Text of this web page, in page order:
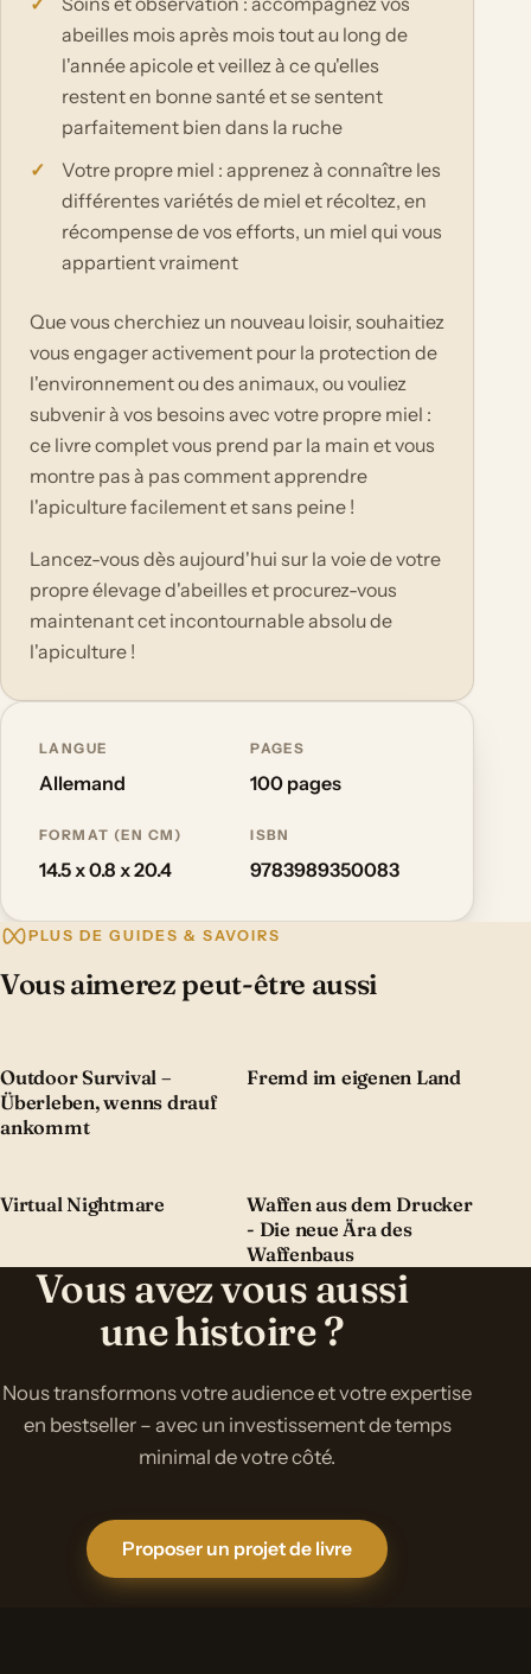
abeilles mois après mois tout au long de
l'année apicole et veillez à ce qu'elles
restent en bonne santé et se sentent
parfaitement bien dans la ruche
Votre propre miel : apprenez à connaître les
différentes variétés de miel et récoltez, en
récompense de vos efforts, un miel qui vous
appartient vraiment
Que vous cherchiez un nouveau loisir, souhaitiez
vous engager activement pour la protection de
l'environnement ou des animaux, ou vouliez
subvenir à vos besoins avec votre propre miel :
ce livre complet vous prend par la main et vous
montre pas à pas comment apprendre
l'apiculture facilement et sans peine !
Lancez-vous dès aujourd'hui sur la voie de votre
propre élevage d'abeilles et procurez-vous
maintenant cet incontournable absolu de
l'apiculture !
LANGUE
Allemand
PAGES
100 pages
FORMAT (EN CM)
14.5 x 0.8 x 20.4
ISBN
9783989350083
PLUS DE GUIDES & SAVOIRS
Vous aimerez peut-être aussi
Outdoor Survival –
Überleben, wenns drauf
ankommt
Fremd im eigenen Land
Virtual Nightmare
Waffen aus dem Drucker
- Die neue Ära des
Waffenbaus
Vous avez vous aussi
une histoire ?
Nous transformons votre audience et votre expertise
en bestseller – avec un investissement de temps
minimal de votre côté.
Proposer un projet de livre